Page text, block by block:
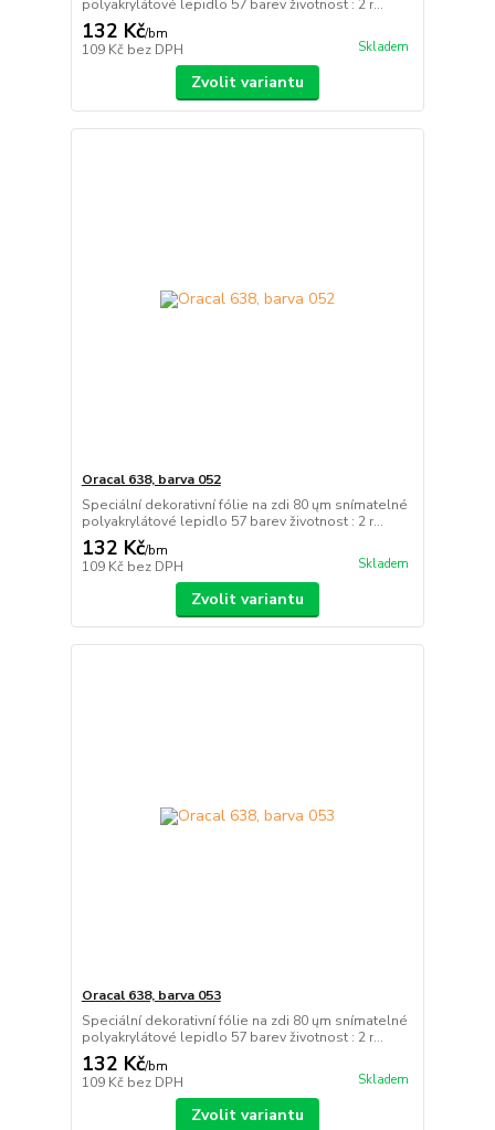
polyakrylátové lepidlo 57 barev životnost : 2 r...
132 Kč/bm
109 Kč bez DPH Skladem
Zvolit variantu
Oracal 638, barva 052
Speciální dekorativní fólie na zdi 80 ųm snímatelné
polyakrylátové lepidlo 57 barev životnost : 2 r...
132 Kč/bm
109 Kč bez DPH Skladem
Zvolit variantu
Oracal 638, barva 053
Speciální dekorativní fólie na zdi 80 ųm snímatelné
polyakrylátové lepidlo 57 barev životnost : 2 r...
132 Kč/bm
109 Kč bez DPH Skladem
Zvolit variantu